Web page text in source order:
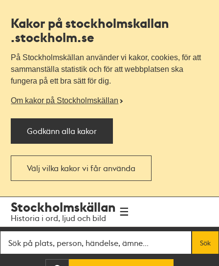
Kakor på stockholmskallan
.stockholm.se
På Stockholmskällan använder vi kakor, cookies, för att
sammanställa statistik och för att webbplatsen ska
fungera på ett bra sätt för dig.
Om kakor på Stockholmskällan
Godkänn alla kakor
Välj vilka kakor vi får använda
navigationen
huvudinnehållet
Stockholmskällan
Historia i ord, ljud och bild
Sök